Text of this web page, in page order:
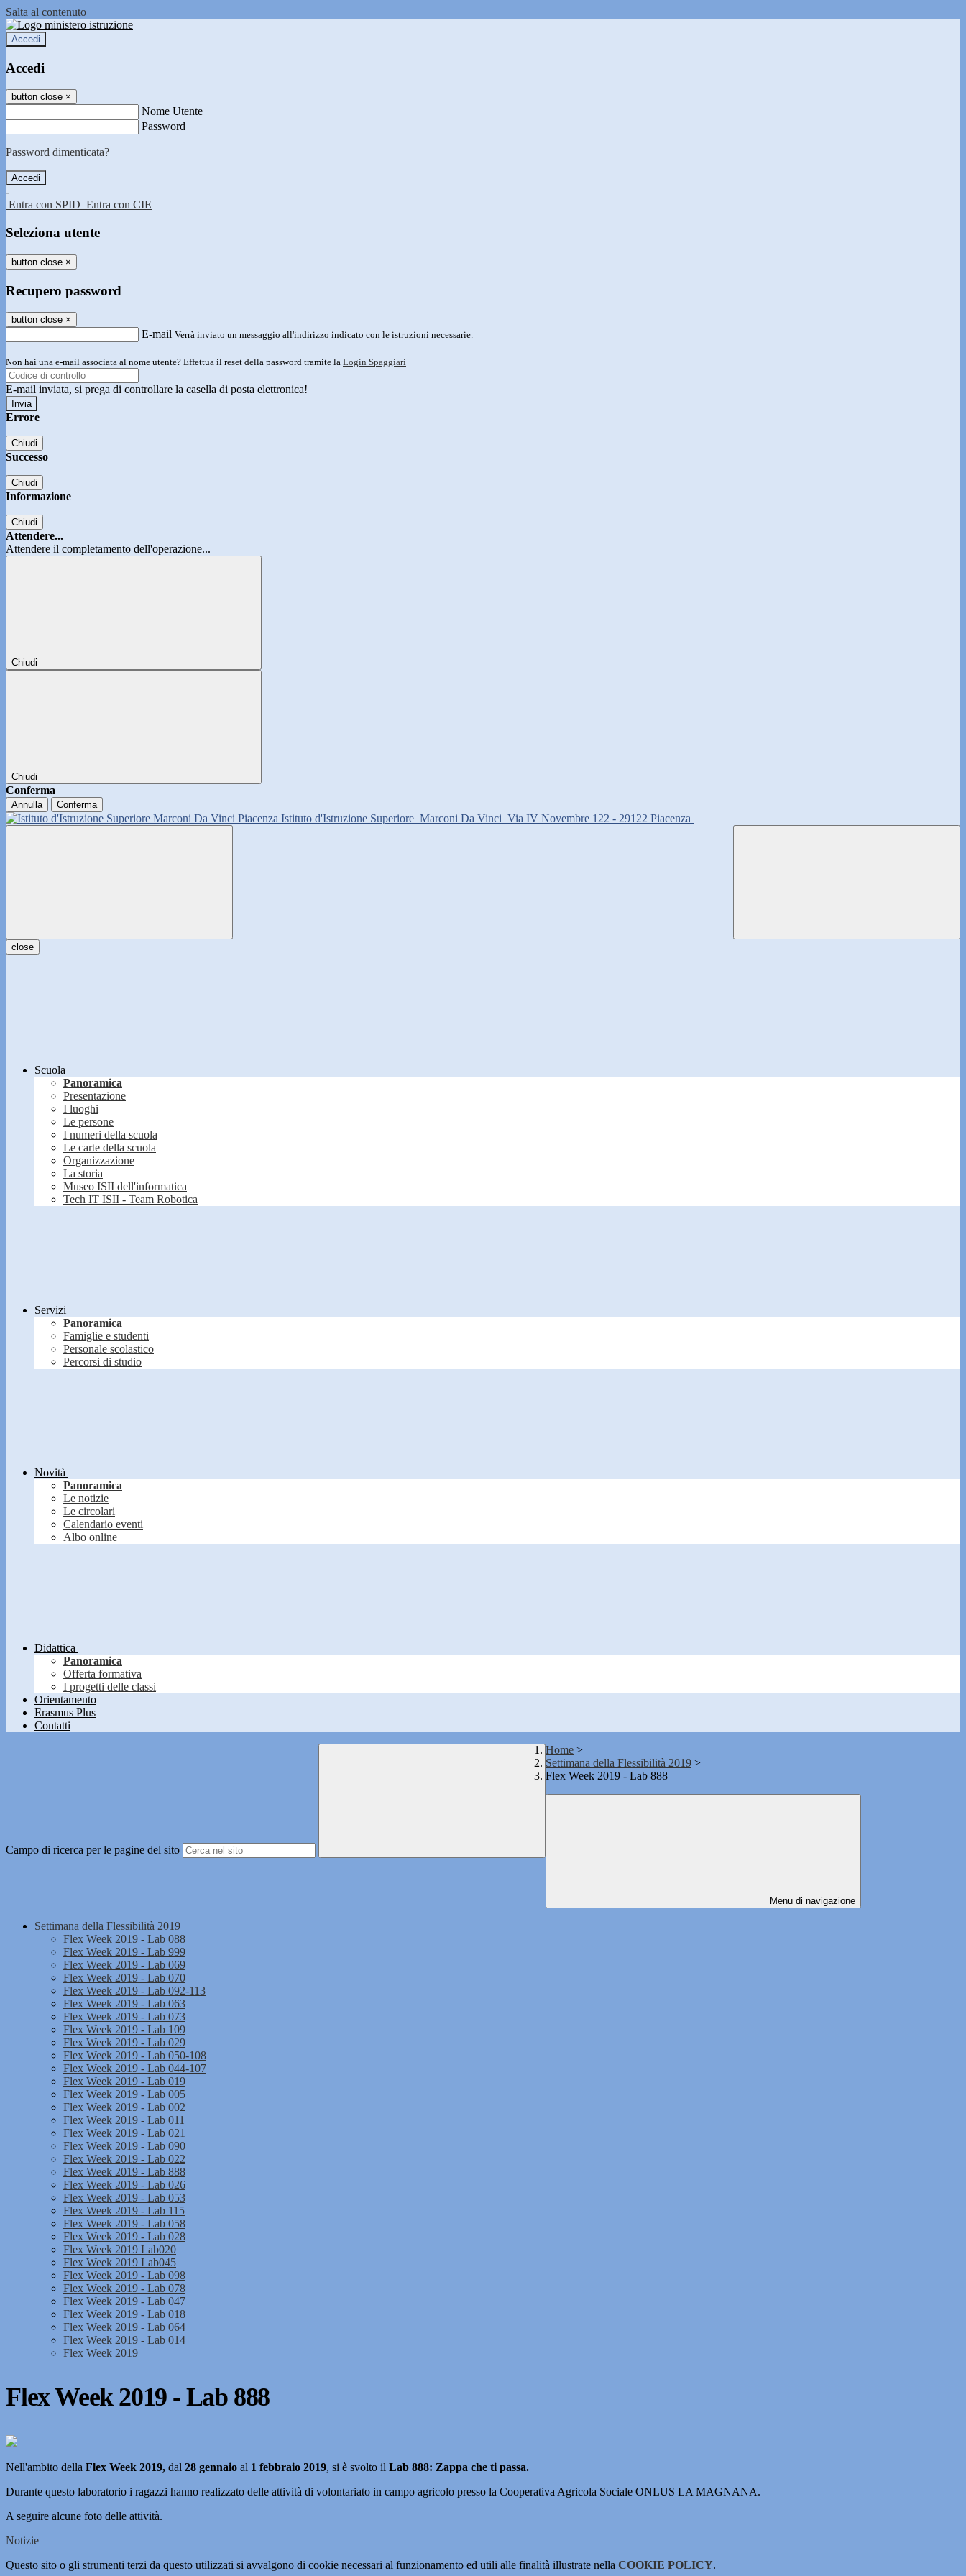
Salta al contenuto
Accedi
Accedi
button close ×
Nome Utente
Password
Password dimenticata?
-
Entra con SPID Entra con CIE
Seleziona utente
button close ×
Recupero password
button close ×
E-mail Verrà inviato un messaggio all'indirizzo indicato con le istruzioni necessarie.
Non hai una e-mail associata al nome utente? Effettua il reset della password tramite la Login Spaggiari
E-mail inviata, si prega di controllare la casella di posta elettronica!
Errore
Chiudi
Successo
Chiudi
Informazione
Chiudi
Attendere...
Attendere il completamento dell'operazione...
Chiudi
Chiudi
Conferma
Annulla Conferma
Istituto d'Istruzione Superiore Marconi Da Vinci Via IV Novembre 122 - 29122 Piacenza
close
Scuola
Panoramica
Presentazione
I luoghi
Le persone
I numeri della scuola
Le carte della scuola
Organizzazione
La storia
Museo ISII dell'informatica
Tech IT ISII - Team Robotica
Servizi
Panoramica
Famiglie e studenti
Personale scolastico
Percorsi di studio
Novità
Panoramica
Le notizie
Le circolari
Calendario eventi
Albo online
Didattica
Panoramica
Offerta formativa
I progetti delle classi
Orientamento
Erasmus Plus
Contatti
Campo di ricerca per le pagine del sito
Home >
Settimana della Flessibilità 2019 >
Flex Week 2019 - Lab 888
Menu di navigazione
Settimana della Flessibilità 2019
Flex Week 2019 - Lab 088
Flex Week 2019 - Lab 999
Flex Week 2019 - Lab 069
Flex Week 2019 - Lab 070
Flex Week 2019 - Lab 092-113
Flex Week 2019 - Lab 063
Flex Week 2019 - Lab 073
Flex Week 2019 - Lab 109
Flex Week 2019 - Lab 029
Flex Week 2019 - Lab 050-108
Flex Week 2019 - Lab 044-107
Flex Week 2019 - Lab 019
Flex Week 2019 - Lab 005
Flex Week 2019 - Lab 002
Flex Week 2019 - Lab 011
Flex Week 2019 - Lab 021
Flex Week 2019 - Lab 090
Flex Week 2019 - Lab 022
Flex Week 2019 - Lab 888
Flex Week 2019 - Lab 026
Flex Week 2019 - Lab 053
Flex Week 2019 - Lab 115
Flex Week 2019 - Lab 058
Flex Week 2019 - Lab 028
Flex Week 2019 Lab020
Flex Week 2019 Lab045
Flex Week 2019 - Lab 098
Flex Week 2019 - Lab 078
Flex Week 2019 - Lab 047
Flex Week 2019 - Lab 018
Flex Week 2019 - Lab 064
Flex Week 2019 - Lab 014
Flex Week 2019
Flex Week 2019 - Lab 888
Nell'ambito della Flex Week 2019, dal 28 gennaio al 1 febbraio 2019, si è svolto il Lab 888: Zappa che ti passa.
Durante questo laboratorio i ragazzi hanno realizzato delle attività di volontariato in campo agricolo presso la Cooperativa Agricola Sociale ONLUS LA MAGNANA.
A seguire alcune foto delle attività.
Notizie
Questo sito o gli strumenti terzi da questo utilizzati si avvalgono di cookie necessari al funzionamento ed utili alle finalità illustrate nella COOKIE POLICY.